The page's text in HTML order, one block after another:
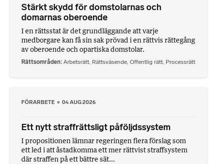
Stärkt skydd för domstolarnas och
domarnas oberoende
I en rättsstat är det grundläggande att varje
medborgare kan få sin sak prövad i en rättvis rättegång
av oberoende och opartiska domstolar.
Rättsområden Arbetsrätt, Rättsväsende, Offentlig rätt, Processrätt
FÖRARBETE 04 AUG 2026
Ett nytt straffrättsligt påföljdssystem
I propositionen lämnar regeringen flera förslag som
ett led i att åstadkomma ett mer rättvist straffsystem
där straffen på ett bättre sät...